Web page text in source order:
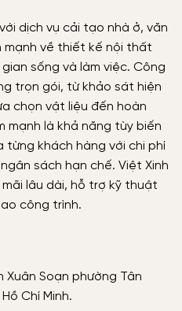
dịch vụ cải tạo nhà ở, văn
mạnh về thiết kế nội thất
sống và làm việc. Công
trọn gói, từ khảo sát hiện
chọn vật liệu đến hoàn
là khả năng tùy biến
khách hàng với chi phí
sách hạn chế. Việt Xinh
lâu dài, hỗ trợ kỹ thuật
công trình.
Soạn phường Tân
Chí Minh.